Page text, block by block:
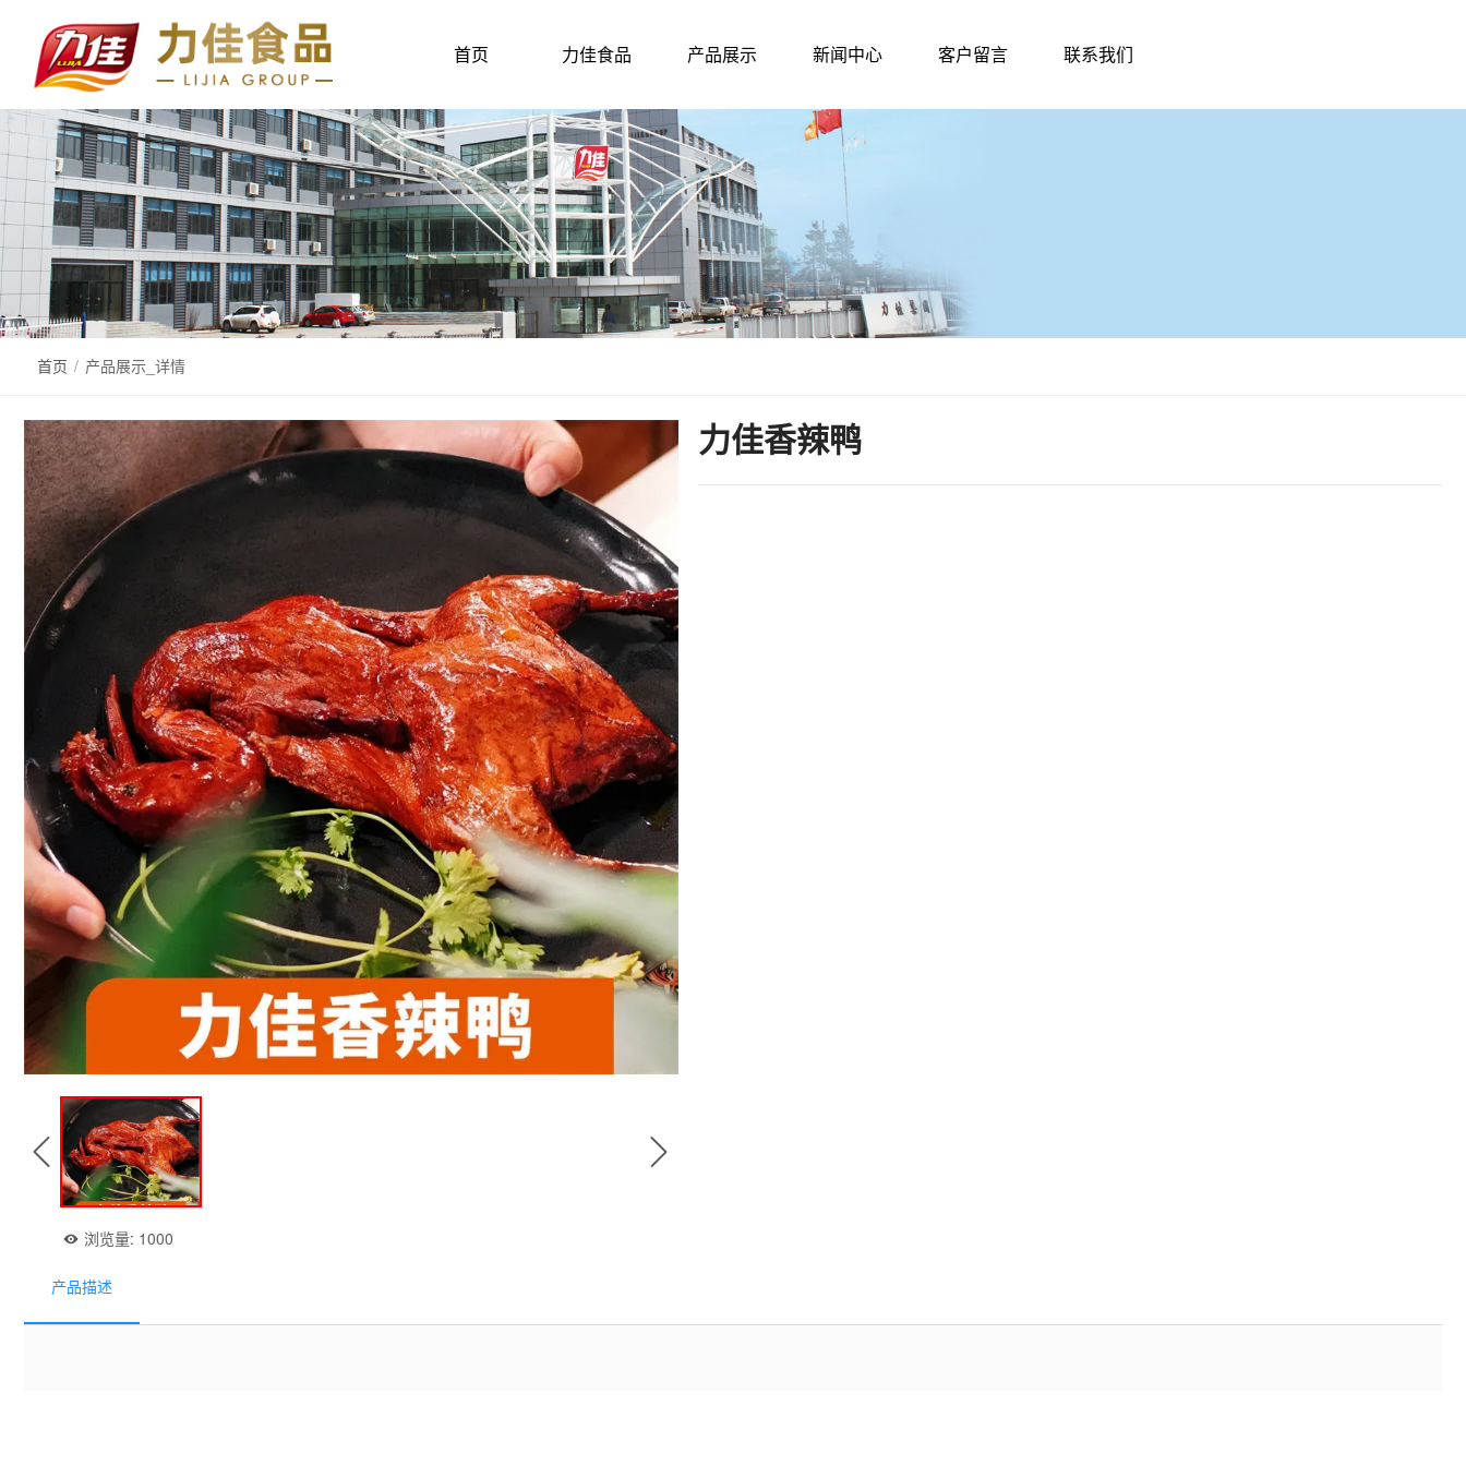
首页 力佳食品 产品展示 新闻中心 客户留言 联系我们
首页 / 产品展示_详情
浏览量: 1000
力佳香辣鸭
产品描述